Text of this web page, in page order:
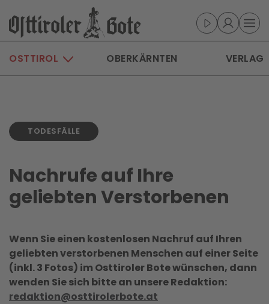
Skip to main content
OSTTIROL OBERKÄRNTEN VERLAG
TODESFÄLLE
Nachrufe auf Ihre
geliebten Verstorbenen
Wenn Sie einen kostenlosen Nachruf auf Ihren
geliebten verstorbenen Menschen auf einer Seite
(inkl. 3 Fotos) im Osttiroler Bote wünschen, dann
wenden Sie sich bitte an unsere Redaktion:
redaktion@osttirolerbote.at